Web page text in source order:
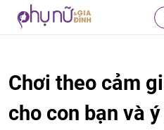
Chơi theo cảm
cho con bạn và